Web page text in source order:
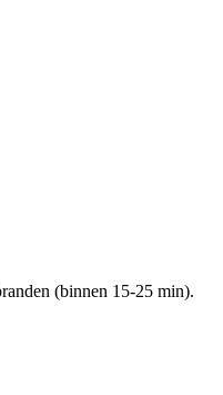
(binnen 15-25 min).